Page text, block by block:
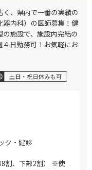
、県内で一番の実績の
器内科）の医師募集！健
施設で、施設内完結の
日勤務可！お気軽にお
土日・祝日休みも可
ク・健診
、下部2割） ※使